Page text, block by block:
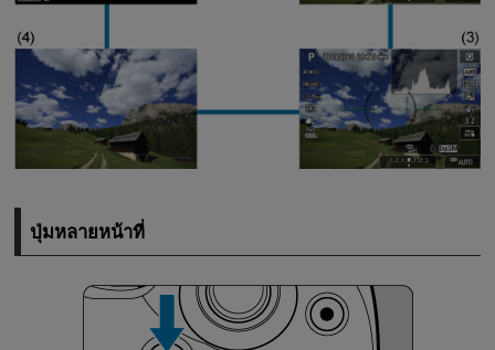
ปุ่มหลายหน้าที่